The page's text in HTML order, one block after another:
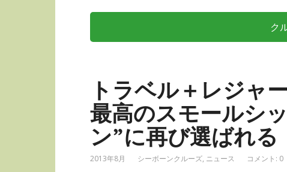
ク
トラベル＋レジャ
最高のスモールシ
ン”に再び選ばれる
2013年8月 シーボーンクルーズ, ニュース コメント: 0